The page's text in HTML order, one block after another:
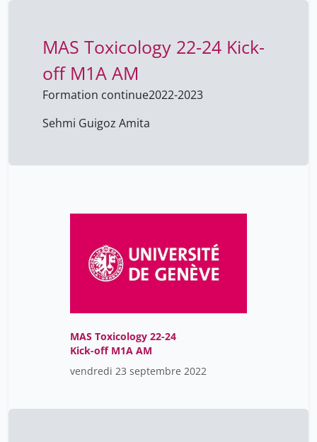
MAS Toxicology 22-24 Kick-
off M1A AM
Formation continue2022-2023
Sehmi Guigoz Amita
MAS Toxicology 22-24
Kick-off M1A AM
vendredi 23 septembre 2022